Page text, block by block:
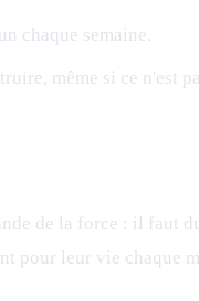
chaque semaine.
même si ce n'est
de la force : il faut
leur vie chaque